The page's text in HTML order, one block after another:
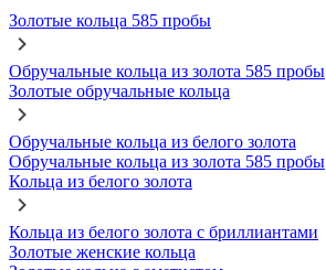
Золотые кольца 585 пробы
Обручальные кольца из золота 585 пробы
Золотые обручальные кольца
Обручальные кольца из белого золота
Обручальные кольца из золота 585 пробы
Кольца из белого золота
Кольца из белого золота с бриллиантами
Золотые женские кольца